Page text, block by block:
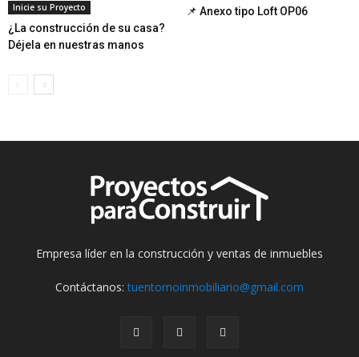
Inicie su Proyecto
¿La construcción de su casa?
Déjela en nuestras manos
📌 Anexo tipo Loft OP06
Empresa líder en la construcción y ventas de inmuebles
Contáctanos:tuentornoinmobiliario@gmail.com